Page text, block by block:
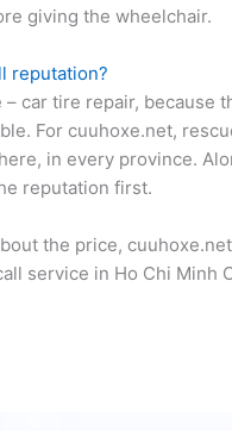
giving the wheelchair.
reputation?
– car tire repair, because
For cuuhoxe.net,
in every province.
reputation first.
the price,
service in Ho Chi Minh